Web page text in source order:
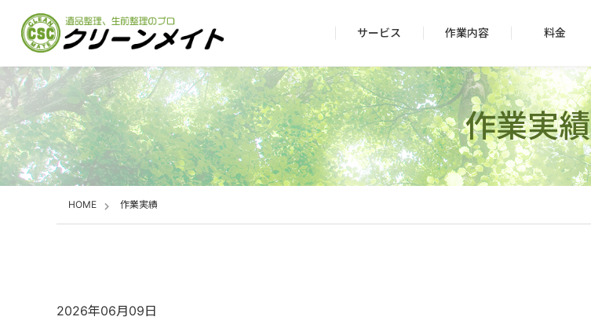
サービス 作業内容 料金
作業実績
HOME 作業実績
2026年06月09日